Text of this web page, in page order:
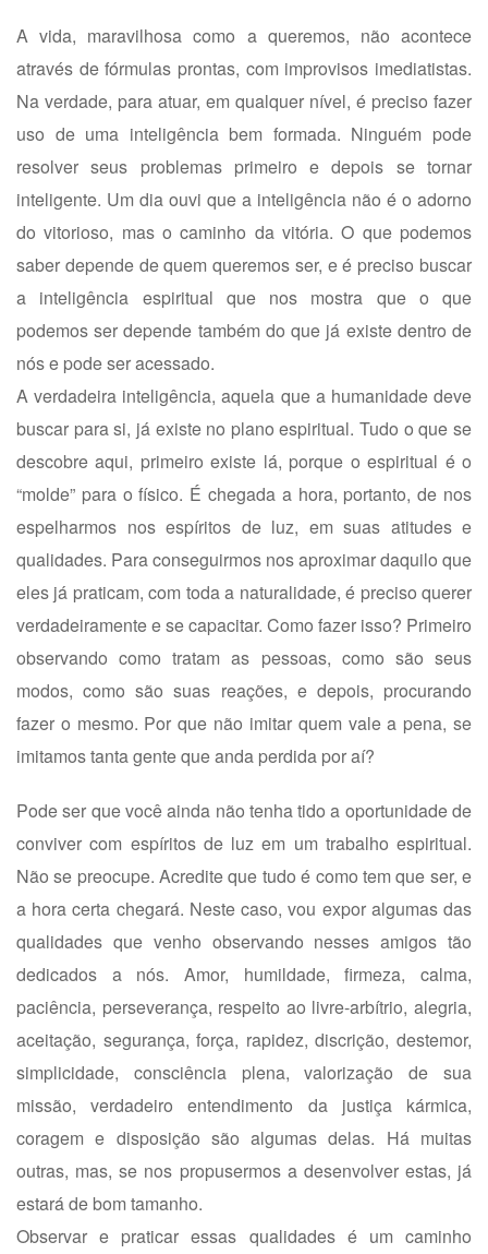
A vida, maravilhosa como a queremos, não acontece
através de fórmulas prontas, com improvisos imediatistas.
Na verdade, para atuar, em qualquer nível, é preciso fazer
uso de uma inteligência bem formada. Ninguém pode
resolver seus problemas primeiro e depois se tornar
inteligente. Um dia ouvi que a inteligência não é o adorno
do vitorioso, mas o caminho da vitória. O que podemos
saber depende de quem queremos ser, e é preciso buscar
a inteligência espiritual que nos mostra que o que
podemos ser depende também do que já existe dentro de
nós e pode ser acessado.
A verdadeira inteligência, aquela que a humanidade deve
buscar para si, já existe no plano espiritual. Tudo o que se
descobre aqui, primeiro existe lá, porque o espiritual é o
“molde” para o físico. É chegada a hora, portanto, de nos
espelharmos nos espíritos de luz, em suas atitudes e
qualidades. Para conseguirmos nos aproximar daquilo que
eles já praticam, com toda a naturalidade, é preciso querer
verdadeiramente e se capacitar. Como fazer isso? Primeiro
observando como tratam as pessoas, como são seus
modos, como são suas reações, e depois, procurando
fazer o mesmo. Por que não imitar quem vale a pena, se
imitamos tanta gente que anda perdida por aí?
Pode ser que você ainda não tenha tido a oportunidade de
conviver com espíritos de luz em um trabalho espiritual.
Não se preocupe. Acredite que tudo é como tem que ser, e
a hora certa chegará. Neste caso, vou expor algumas das
qualidades que venho observando nesses amigos tão
dedicados a nós. Amor, humildade, firmeza, calma,
paciência, perseverança, respeito ao livre-arbítrio, alegria,
aceitação, segurança, força, rapidez, discrição, destemor,
simplicidade, consciência plena, valorização de sua
missão, verdadeiro entendimento da justiça kármica,
coragem e disposição são algumas delas. Há muitas
outras, mas, se nos propusermos a desenvolver estas, já
estará de bom tamanho.
Observar e praticar essas qualidades é um caminho